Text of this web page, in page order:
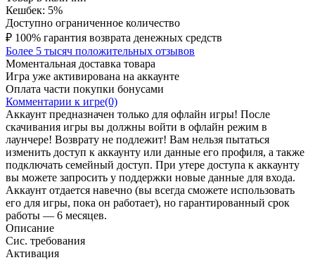
Кешбек: 5%
Доступно ограниченное количество
₽ 100% гарантия возврата денежных средств
Более 5 тысяч положительных отзывов
Моментальная доставка товара
Игра уже активирована на аккаунте
Оплата части покупки бонусами
Комментарии к игре(0)
Аккаунт предназначен только для офлайн игры! После
скачивания игры вы должны войти в офлайн режим в
лаунчере! Возврату не подлежит! Вам нельзя пытаться
изменить доступ к аккаунту или данные его профиля, а также
подключать семейный доступ. При утере доступа к аккаунту
вы можете запросить у поддержки новые данные для входа.
Аккаунт отдается навечно (вы всегда сможете использовать
его для игры, пока он работает), но гарантированный срок
работы — 6 месяцев.
Описание
Сис. требования
Активация